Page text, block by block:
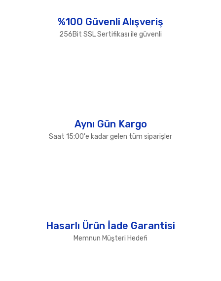
Ürün fiyatı diğer sitelerden daha pahalı.
%100 Güvenli Alışveriş
256Bit SSL Sertifikası ile güvenli
Aynı Gün Kargo
Saat 15:00'e kadar gelen tüm siparişler
Hasarlı Ürün İade Garantisi
Memnun Müşteri Hedefi